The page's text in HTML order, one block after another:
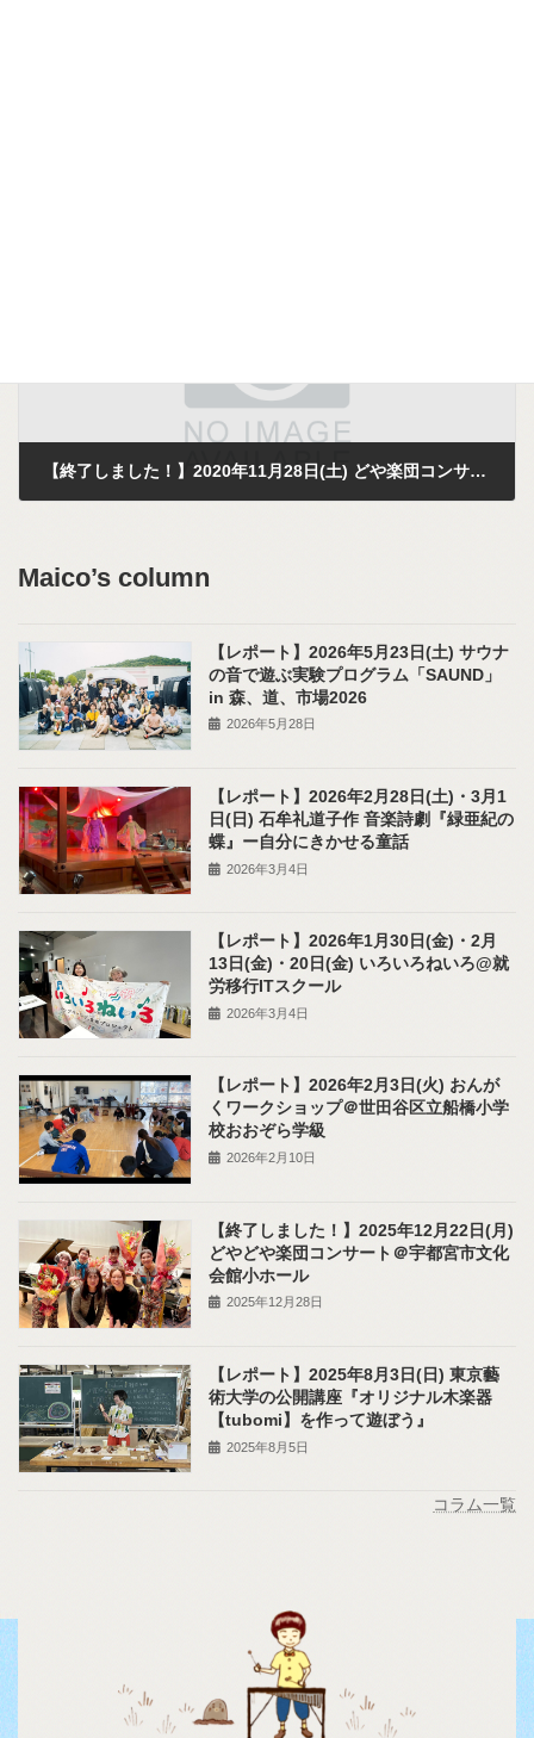
【終了しました！】2020年11月28日(土) どや楽団コンサート@キンダーガーデンえびな
Maico’s column
【レポート】2026年5月23日(土) サウナ
の音で遊ぶ実験プログラム「SAUND」
in 森、道、市場2026
2026年5月28日
【レポート】2026年2月28日(土)・3月1
日(日) 石牟礼道子作 音楽詩劇『緑亜紀の
蝶』ー自分にきかせる童話
2026年3月4日
【レポート】2026年1月30日(金)・2月
13日(金)・20日(金) いろいろねいろ@就
労移行ITスクール
2026年3月4日
【レポート】2026年2月3日(火) おんが
くワークショップ＠世田谷区立船橋小学
校おおぞら学級
2026年2月10日
【終了しました！】2025年12月22日(月)
どやどや楽団コンサート＠宇都宮市文化
会館小ホール
2025年12月28日
【レポート】2025年8月3日(日) 東京藝
術大学の公開講座『オリジナル木楽器
【tubomi】を作って遊ぼう』
2025年8月5日
コラム一覧